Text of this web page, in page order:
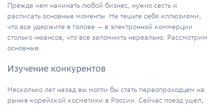
Прежде чем начинать любой бизнес, нужно сесть и
расписать основные моменты. Не тешьте себя иллюзиями,
что все удержите в голове — в электронной коммерции
столько нюансов, что все запомнить нереально. Рассмотрим
основные.
Изучение конкурентов
Несколько лет назад вы могли бы стать первопроходцем на
рынке корейской косметики в России. Сейчас поезд ушел,